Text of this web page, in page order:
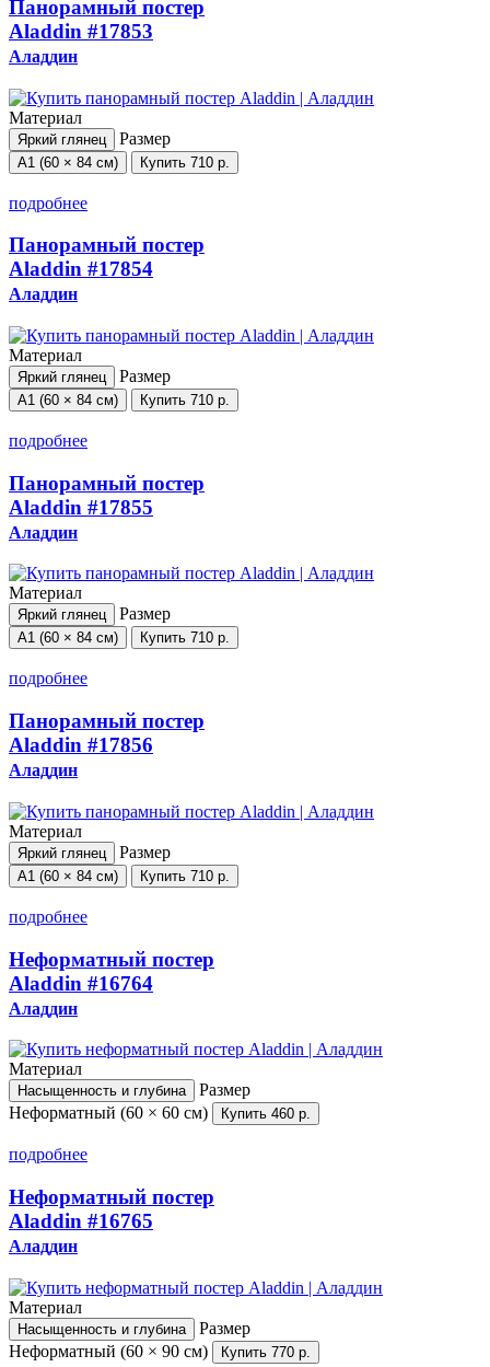
Панорамный постер
Aladdin #17853
Аладдин
Материал
Яркий глянец Размер
А1 (60 × 84 см) Купить 710 р.
подробнее
Панорамный постер
Aladdin #17854
Аладдин
Материал
Яркий глянец Размер
А1 (60 × 84 см) Купить 710 р.
подробнее
Панорамный постер
Aladdin #17855
Аладдин
Материал
Яркий глянец Размер
А1 (60 × 84 см) Купить 710 р.
подробнее
Панорамный постер
Aladdin #17856
Аладдин
Материал
Яркий глянец Размер
А1 (60 × 84 см) Купить 710 р.
подробнее
Неформатный постер
Aladdin #16764
Аладдин
Материал
Насыщенность и глубина
Размер
Неформатный (60 × 60 см)
Купить 460 р.
подробнее
Неформатный постер
Aladdin #16765
Аладдин
Материал
Насыщенность и глубина
Размер
Неформатный (60 × 90 см)
Купить 770 р.